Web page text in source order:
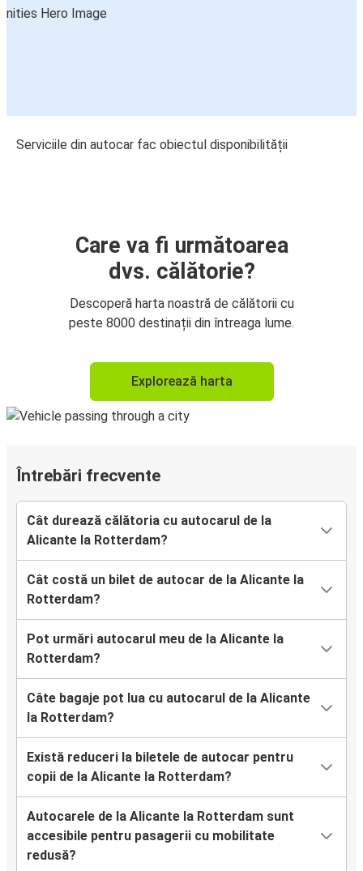
Serviciile din autocar fac obiectul disponibilității
Care va fi următoarea
dvs. călătorie?
Descoperă harta noastră de călătorii cu
peste 8000 destinații din întreaga lume.
Explorează harta
Întrebări frecvente
Cât durează călătoria cu autocarul de la
Alicante la Rotterdam?
Cât costă un bilet de autocar de la Alicante la
Rotterdam?
Pot urmări autocarul meu de la Alicante la
Rotterdam?
Câte bagaje pot lua cu autocarul de la Alicante
la Rotterdam?
Există reduceri la biletele de autocar pentru
copii de la Alicante la Rotterdam?
Autocarele de la Alicante la Rotterdam sunt
accesibile pentru pasagerii cu mobilitate
redusă?